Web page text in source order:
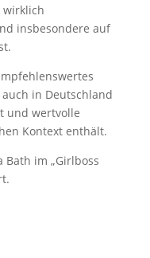
wirklich
insbesondere auf
in Deutschland
und wertvolle
Kontext enthält.
Bath im „Girlboss